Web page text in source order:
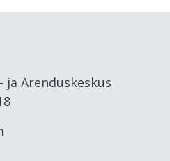
ja Arenduskeskus